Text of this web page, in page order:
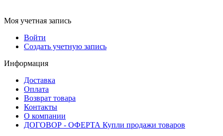
Моя учетная запись
Войти
Создать учетную запись
Информация
Доставка
Оплата
Возврат товара
Контакты
О компании
ДОГОВОР - ОФЕРТА Купли продажи товаров